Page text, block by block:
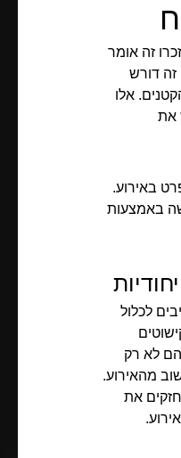
זה אומר
זה דורש
אלו
את
באירוע.
באמצעות
לכלול
הם לא רק
מהאירוע.
את